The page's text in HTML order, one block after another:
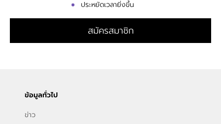
ประหยัดเวลายิ่งขึ้น
สมัครสมาชิก
ข้อมูลทั่วไป
ข่าว